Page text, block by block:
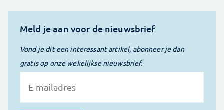
Meld je aan voor de nieuwsbrief
Vond je dit een interessant artikel, abonneer je dan
gratis op onze wekelijkse nieuwsbrief.